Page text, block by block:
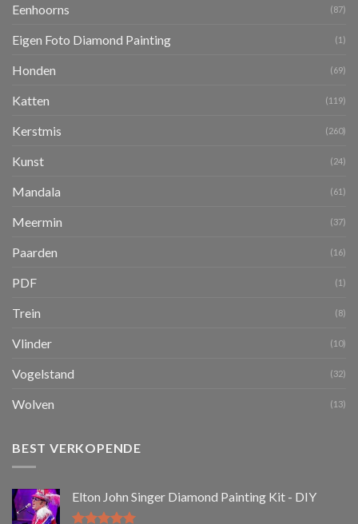
Eenhoorns (87)
Eigen Foto Diamond Painting (1)
Honden (69)
Katten (119)
Kerstmis (260)
Kunst (24)
Mandala (61)
Meermin (37)
Paarden (16)
PDF (1)
Trein (8)
Vlinder (10)
Vogelstand (32)
Wolven (13)
BEST VERKOPENDE
Elton John Singer Diamond Painting Kit - DIY